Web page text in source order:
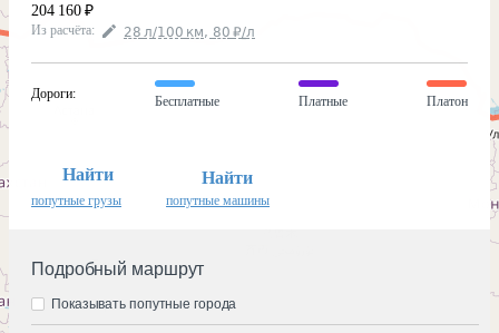
204 160 ₽
Из расчёта: 28 л/100 км, 80 ₽/л
Дороги:
Бесплатные Платные Платон
Найти
попутные грузы
Найти
попутные машины
Подробный маршрут
Показывать попутные города